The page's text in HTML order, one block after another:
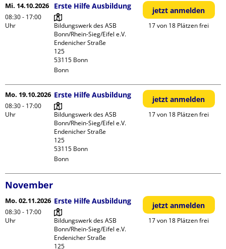
Mi. 14.10.2026
08:30 - 17:00
Uhr
Erste Hilfe Ausbildung
Bildungswerk des ASB
Bonn/Rhein-Sieg/Eifel e.V.
Endenicher Straße
125
Bonn
jetzt anmelden
17 von 18 Plätzen frei
Mo. 19.10.2026
08:30 - 17:00
Uhr
Erste Hilfe Ausbildung
Bildungswerk des ASB
Bonn/Rhein-Sieg/Eifel e.V.
Endenicher Straße
125
Bonn
jetzt anmelden
17 von 18 Plätzen frei
November
Mo. 02.11.2026
08:30 - 17:00
Uhr
Erste Hilfe Ausbildung
Bildungswerk des ASB
Bonn/Rhein-Sieg/Eifel e.V.
Endenicher Straße
125
jetzt anmelden
17 von 18 Plätzen frei